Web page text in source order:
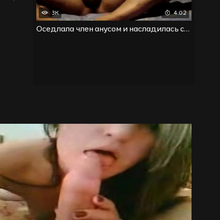
3K 4:02
Оседлала член анусом и насладилась спермой в очке